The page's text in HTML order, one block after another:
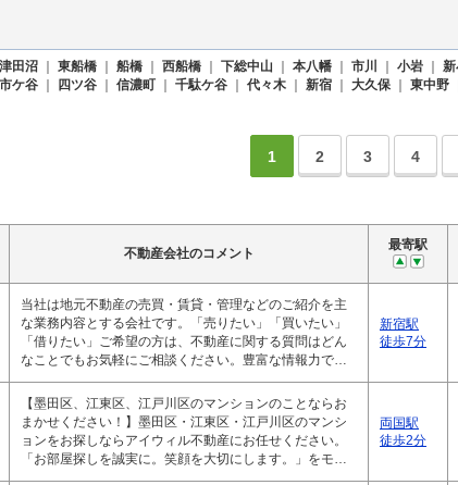
津田沼 ｜ 東船橋 ｜ 船橋 ｜ 西船橋 ｜ 下総中山 ｜ 本八幡 ｜ 市川 ｜ 小岩 ｜ 新
市ケ谷 ｜ 四ツ谷 ｜ 信濃町 ｜ 千駄ケ谷 ｜ 代々木 ｜ 新宿 ｜ 大久保 ｜ 東中野
1 2 3 4
不動産会社のコメント
最寄駅
当社は地元不動産の売買・賃貸・管理などのご紹介を主
な業務内容とする会社です。「売りたい」「買いたい」
「借りたい」ご希望の方は、不動産に関する質問はどん
なことでもお気軽にご相談ください。豊富な情報力で…
新宿駅
徒歩7分
【墨田区、江東区、江戸川区のマンションのことならお
まかせください！】墨田区・江東区・江戸川区のマンシ
ョンをお探しならアイウィル不動産にお任せください。
「お部屋探しを誠実に。笑顔を大切にします。」をモ…
両国駅
徒歩2分